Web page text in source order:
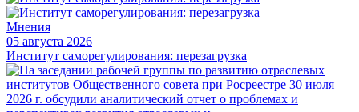
Мнения
05 августа 2026
Институт саморегулирования: перезагрузка